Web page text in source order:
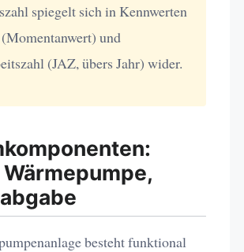
spiegelt sich in Kennwerten
und
(JAZ, übers Jahr) wider.
besteht funktional